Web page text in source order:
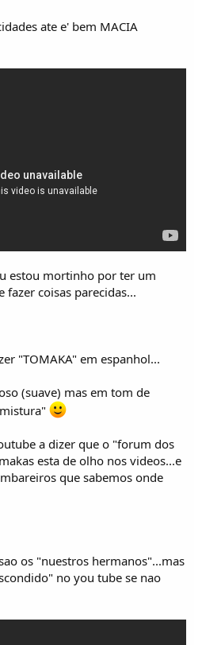
ate e' bem MACIA
estou mortinho por ter um
coisas parecidas...
"TOMAKA" em espanhol...
(suave) mas em tom de
a dizer que o "forum dos
esta de olho nos videos...e
que sabemos onde
os "nuestros hermanos"...mas
no you tube se nao